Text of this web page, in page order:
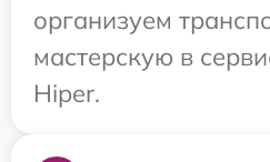
организуем
мастерскую в
Hiper.